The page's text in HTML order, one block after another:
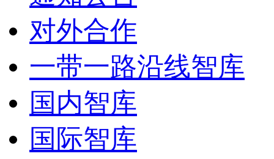
对外合作
一带一路沿线智库
国内智库
国际智库